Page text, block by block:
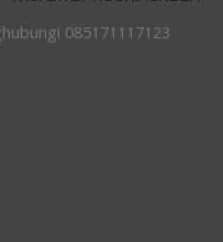
085171117123